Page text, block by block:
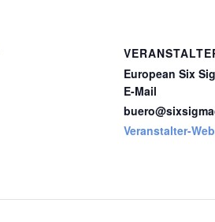
European Six
E-Mail
Veranstalter-